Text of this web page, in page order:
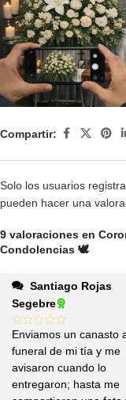
Compartir:
9 valoraciones en
Condolencias 🕊️
Segebre
Enviamos un canasto
funeral de mi tía y me
avisaron cuando lo
entregaron; hasta me
Solo los usuarios
pueden hacer una